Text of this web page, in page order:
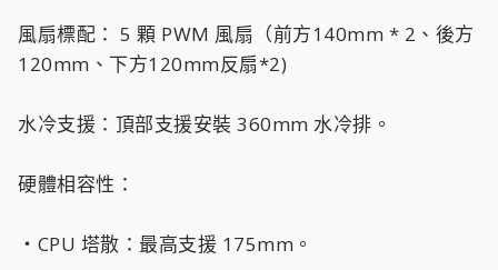
風扇標配： 5 顆 PWM 風扇（前方140mm * 2、後方
120mm、下方120mm反扇*2)
水冷支援：頂部支援安裝 360mm 水冷排。
硬體相容性：
‧CPU 塔散：最高支援 175mm。